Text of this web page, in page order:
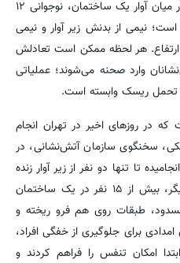
باران می‌بارد، آسمان رعد می‌زند و در میان آوار یک ساختمان، نوجوانی ۱۲
نیمی از بدنش زیر آوار و نیمی
هر لحظه ممکن است تعادلش
وارد صحنه می‌شوند؛ عملیاتی
ریسک وابسته است.
در روزهای اخیر در تهران انجام
سخنگوی سازمان آتش‌نشانی، در
تا تنها دو نفر از زیر آوار زنده
بیرون کشیده شوند. در حادثه‌ای دیگر، بیش از ۱۵ نفر در یک ساختمان
طبقات روی هم فرو ریخته و
برای جلوگیری از خفگی افراد،
امکان تنفس را فراهم کردند و